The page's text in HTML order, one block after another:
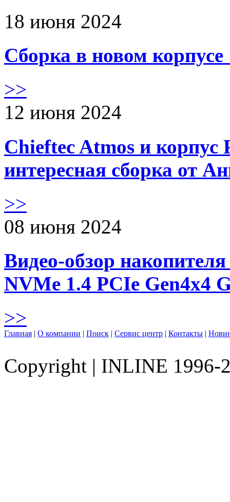
18 июня 2024
Сборка в новом
>>
12 июня 2024
Chieftec Atmos и корпус
интересная сборка от
>>
08 июня 2024
Видео-обзор
NVMe 1.4 PCIe Gen4х4
>>
Главная | О компании | Поиск | Сервис центр | Контакты |
Copyright | INLINE 1996-